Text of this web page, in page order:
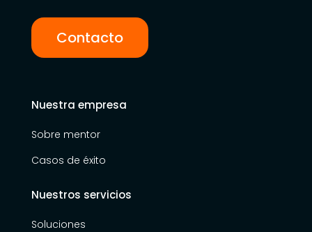
Contacto
Nuestra empresa
Sobre mentor
Casos de éxito
Nuestros servicios
Soluciones